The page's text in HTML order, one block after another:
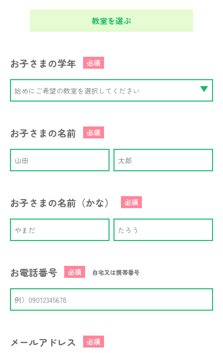
教室を選ぶ
お子さまの学年 必須
お子さまの名前 必須
お子さまの名前（かな） 必須
お電話番号 必須 自宅又は携帯番号
メールアドレス 必須